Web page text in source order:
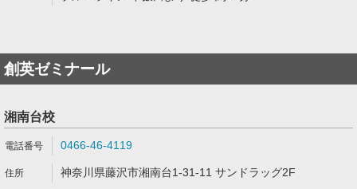
創英ゼミナール
湘南台校
0466-46-4119
神奈川県藤沢市湘南台1-31-11 サンドラッグ2F